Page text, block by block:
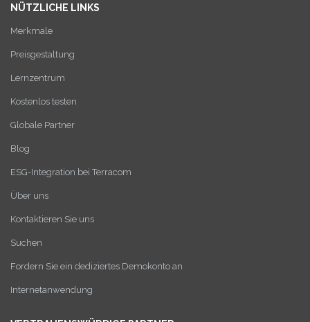
NÜTZLICHE LINKS
Merkmale
Preisgestaltung
Lernzentrum
Kostenlos testen
Globale Partner
Blog
ESG-Integration bei Terracom
Über uns
Kontaktieren Sie uns
Suchen
Fordern Sie ein dediziertes Demokonto an
Internetanwendung